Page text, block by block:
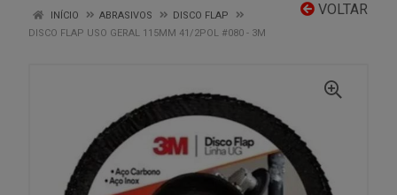
VOLTAR
INÍCIO ABRASIVOS
DISCO FLAP
DISCO FLAP USO GERAL 115MM 41/2POL #080 - 3M